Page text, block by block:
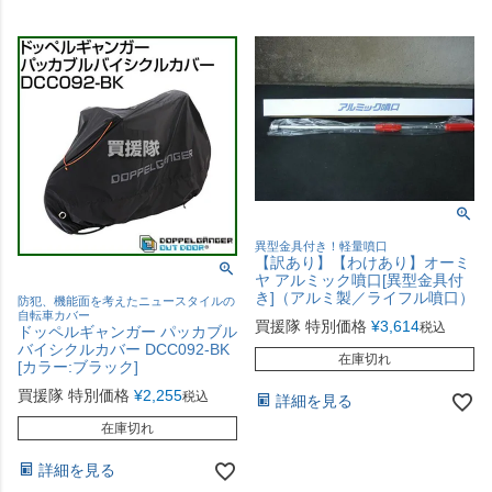
防犯、機能面を考えたニュースタイルの
自転車カバー
ドッペルギャンガー パッカブル
バイシクルカバー DCC092-BK
[カラー:ブラック]
買援隊 特別価格 ¥2,255税込
在庫切れ
詳細を見る
異型金具付き！軽量噴口
【訳あり】【わけあり】オーミ
ヤ アルミック噴口[異型金具付
き]（アルミ製／ライフル噴口）
買援隊 特別価格 ¥3,614税込
在庫切れ
詳細を見る